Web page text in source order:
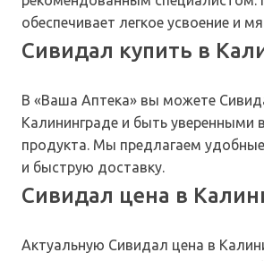
обеспечивает легкое усвоение и
Сивидал купить в
В «Ваша Аптека» вы можете
Калининграде и быть уверенными
продукта. Мы предлагаем
и быструю доставку.
Сивидал цена в
Актуальную Сивидал цена в